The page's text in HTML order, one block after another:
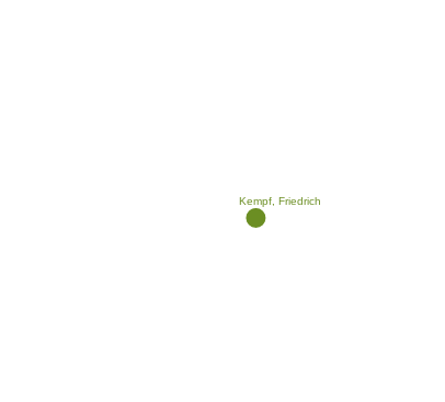
Kempf, Friedrich